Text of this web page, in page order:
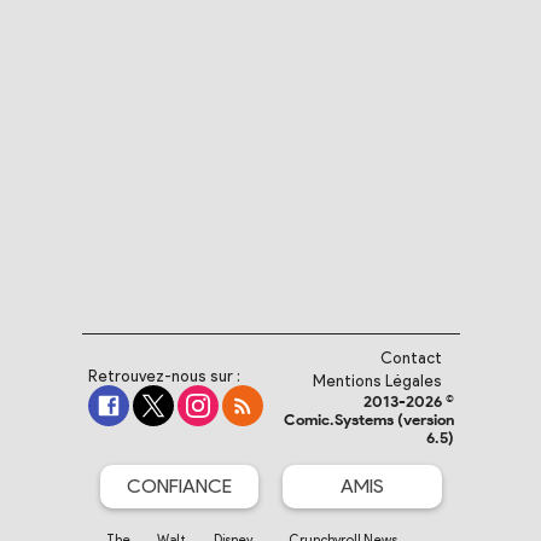
Retrouvez-nous sur :
Contact
Mentions Légales
2013-2026 ©
Comic.Systems (version
6.5)
CONFIANCE AMIS